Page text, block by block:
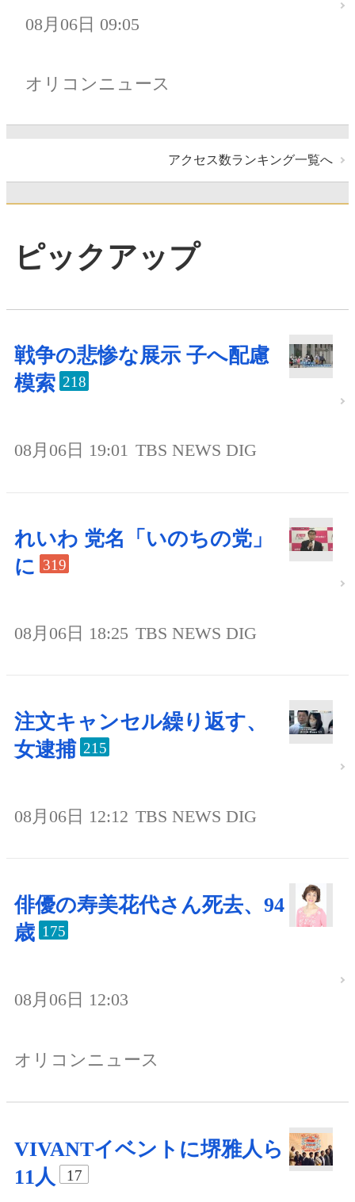
08月06日 09:05
オリコンニュース
アクセス数ランキング一覧へ
ピックアップ
戦争の悲惨な展示 子へ配慮
模索 218
08月06日 19:01 TBS NEWS DIG
れいわ 党名「いのちの党」
に 319
08月06日 18:25 TBS NEWS DIG
注文キャンセル繰り返す、
女逮捕 215
08月06日 12:12 TBS NEWS DIG
俳優の寿美花代さん死去、94
歳 175
08月06日 12:03
オリコンニュース
VIVANTイベントに堺雅人ら
11人
17